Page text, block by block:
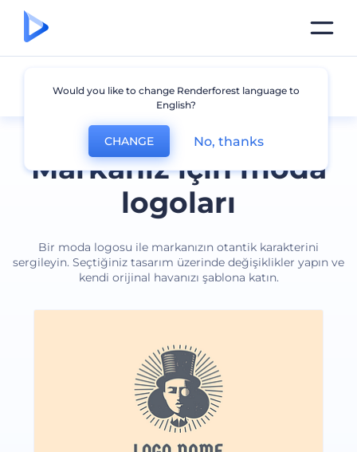
Markanız için moda
logoları
Bir moda logosu ile markanızın otantik karakterini
sergileyin. Seçtiğiniz tasarım üzerinde değişiklikler yapın ve
kendi orijinal havanızı şablona katın.
Moda
Would you like to change Renderforest language to
English?
CHANGE No, thanks